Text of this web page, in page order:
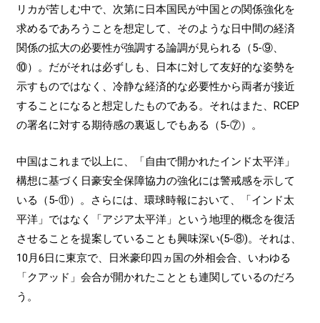
リカが苦しむ中で、次第に日本国民が中国との関係強化を
求めるであろうことを想定して、そのような日中間の経済
関係の拡大の必要性が強調する論調が見られる（5-⑨、
⑩）。だがそれは必ずしも、日本に対して友好的な姿勢を
示すものではなく、冷静な経済的な必要性から両者が接近
することになると想定したものである。それはまた、RCEP
の署名に対する期待感の裏返しでもある（5-⑦）。
中国はこれまで以上に、「自由で開かれたインド太平洋」
構想に基づく日豪安全保障協力の強化には警戒感を示して
いる（5-⑪）。さらには、環球時報において、「インド太
平洋」ではなく「アジア太平洋」という地理的概念を復活
させることを提案していることも興味深い(5-⑧)。それは、
10月6日に東京で、日米豪印四ヵ国の外相会合、いわゆる
「クアッド」会合が開かれたこととも連関しているのだろ
う。